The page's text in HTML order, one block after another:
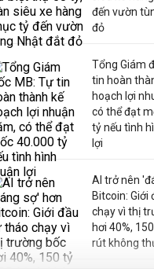
đến vườn
đỏ
Tổng Giám
tin hoàn
hoạch lợi
có thể đạt
tỷ nếu tình
lợi
AI trở nên
Bitcoin: Giới
chạy vì thị
hơi 40%,
rút không